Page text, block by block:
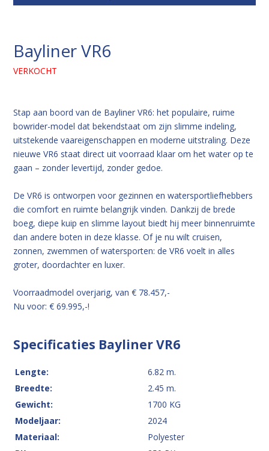
Bayliner VR6
VERKOCHT
Stap aan boord van de Bayliner VR6: het populaire, ruime
bowrider-model dat bekendstaat om zijn slimme indeling,
uitstekende vaareigenschappen en moderne uitstraling. Deze
nieuwe VR6 staat direct uit voorraad klaar om het water op te
gaan – zonder levertijd, zonder gedoe.
De VR6 is ontworpen voor gezinnen en watersportliefhebbers
die comfort en ruimte belangrijk vinden. Dankzij de brede
boeg, diepe kuip en slimme layout biedt hij meer binnenruimte
dan andere boten in deze klasse. Of je nu wilt cruisen,
zonnen, zwemmen of watersporten: de VR6 voelt in alles
groter, doordachter en luxer.
Voorraadmodel overjarig, van € 78.457,-
Nu voor: € 69.995,-!
Specificaties Bayliner VR6
Lengte:
6.82 m.
Breedte:
2.45 m.
Gewicht:
1700 KG
Modeljaar:
2024
Materiaal:
Polyester